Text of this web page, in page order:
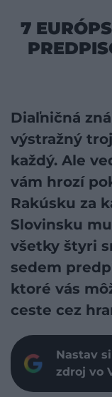
7
Diaľničná
výstražný
každý. Ale
vám hrozí
Rakúsku za
Slovinsku
všetky štyri
sedem
ktoré vás
ceste cez
Nastav
zdroj vo